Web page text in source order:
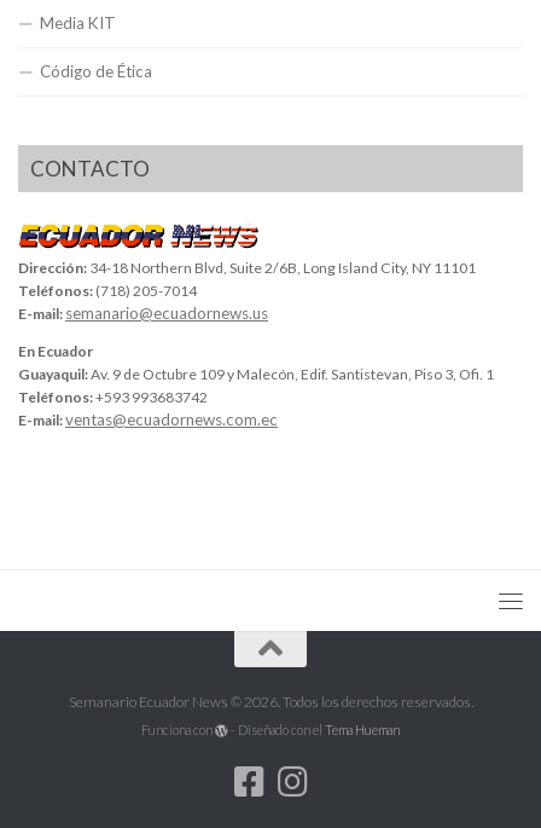
Media KIT
Código de Ética
CONTACTO
Dirección: 34-18 Northern Blvd, Suite 2/6B, Long Island City, NY 11101
Teléfonos: (718) 205-7014
E-mail: semanario@ecuadornews.us
En Ecuador
Guayaquil:Av. 9 de Octubre 109 y Malecón, Edif. Santistevan, Piso 3, Ofi. 1
Teléfonos:+593 993683742
E-mail:ventas@ecuadornews.com.ec
Semanario Ecuador News © 2026. Todos los derechos reservados.
Funciona con - Diseñado con el Tema Hueman